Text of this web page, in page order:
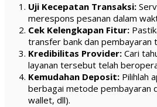
Uji Kecepatan Transaksi:
merespons pesanan dalam
Cek Kelengkapan Fitur:
transfer bank dan pembayaran
Kredibilitas Provider: Cari
layanan tersebut telah
Kemudahan Deposit: Pilihlah
berbagai metode pembayaran
wallet, dll).